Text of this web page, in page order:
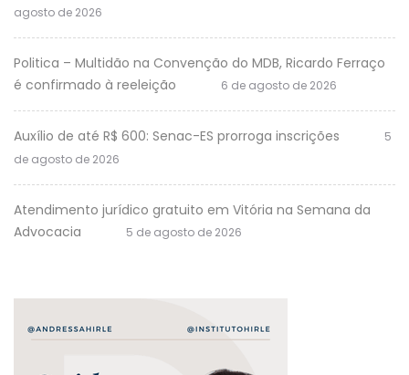
agosto de 2026
Politica – Multidão na Convenção do MDB, Ricardo Ferraço
é confirmado à reeleição
6 de agosto de 2026
Auxílio de até R$ 600: Senac-ES prorroga inscrições
5
de agosto de 2026
Atendimento jurídico gratuito em Vitória na Semana da
Advocacia
5 de agosto de 2026